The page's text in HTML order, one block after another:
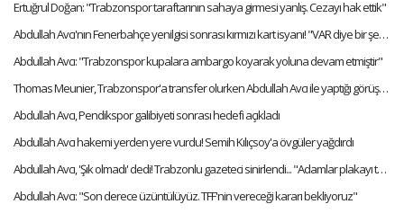
Ertuğrul Doğan: "Trabzonspor taraftarının sahaya girmesi yanlış. Cezayı hak ettik"
Abdullah Avcı'nın Fenerbahçe yenilgisi sonrası kırmızı kart isyanı! "VAR diye bir şey var artık"
Abdullah Avcı: "Trabzonspor kupalara ambargo koyarak yoluna devam etmiştir"
Thomas Meunier, Trabzonspor'a transfer olurken Abdullah Avcı ile yaptığı görüşmeyi anlattı:
Abdullah Avcı, Pendikspor galibiyeti sonrası hedefi açıkladı
Abdullah Avcı hakemi yerden yere vurdu! Semih Kılıçsoy'a övgüler yağdırdı
Abdullah Avcı, 'Şık olmadı' dedi! Trabzonlu gazeteci sinirlendi... "Adamlar plakayı taktı hocam"
Abdullah Avcı: "Son derece üzüntülüyüz. TFF'nin vereceği kararı bekliyoruz"